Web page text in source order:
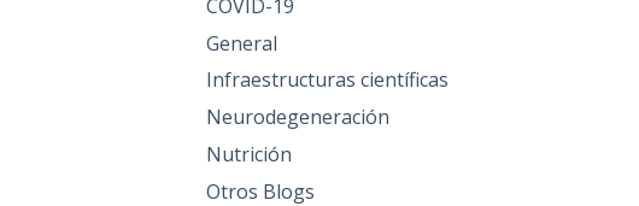
COVID-19
General
Infraestructuras científicas
Neurodegeneración
Nutrición
Otros Blogs